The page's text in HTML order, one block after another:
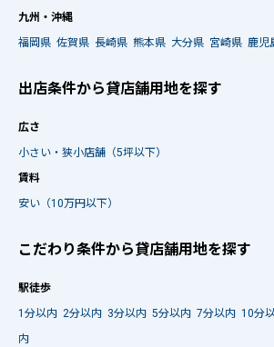
九州・沖縄
福岡県 佐賀県 長崎県 熊本県 大分県 宮崎県 鹿児
出店条件から貸店舗用地を探す
広さ
小さい・狭小店舗（5坪以下）
賃料
安い（10万円以下）
こだわり条件から貸店舗用地を探す
駅徒歩
1分以内 2分以内 3分以内 5分以内 7分以内 10分
内